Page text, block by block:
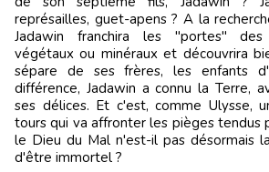
représailles, guet-apens ? A la
Jadawin franchira les "portes" des
végétaux ou minéraux et découvrira
sépare de ses frères, les enfants
différence, Jadawin a connu la Terre,
ses délices. Et c'est, comme Ulysse,
tours qui va affronter les pièges tendus
le Dieu du Mal n'est-il pas désormais
d'être immortel ?